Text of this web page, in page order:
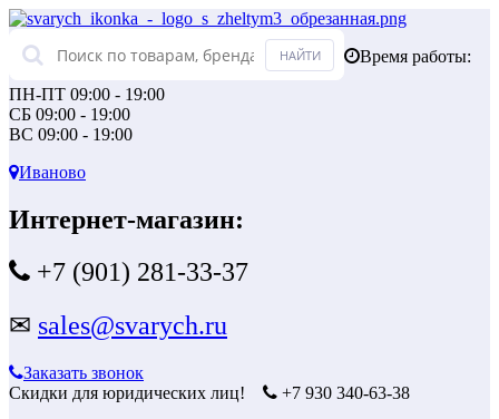
Время работы:
ПН-ПТ 09:00 - 19:00
СБ 09:00 - 19:00
ВС 09:00 - 19:00
Иваново
Интернет-магазин:
+7 (901) 281-33-37
✉ sales@svarych.ru
Заказать звонок
Скидки для юридических лиц!
+7 930 340-63-38